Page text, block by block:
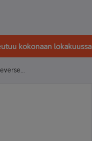
kokonaan lokakuussa